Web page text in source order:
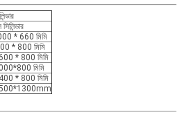
* 660 মিমি
* 800 মিমি
* 800 মিমি
মিমি
* 800 মিমি
1500*1300mm